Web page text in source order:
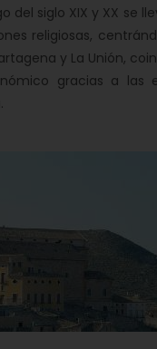
del siglo XIX y XX se
religiosas,
y La Unión,
gracias a las